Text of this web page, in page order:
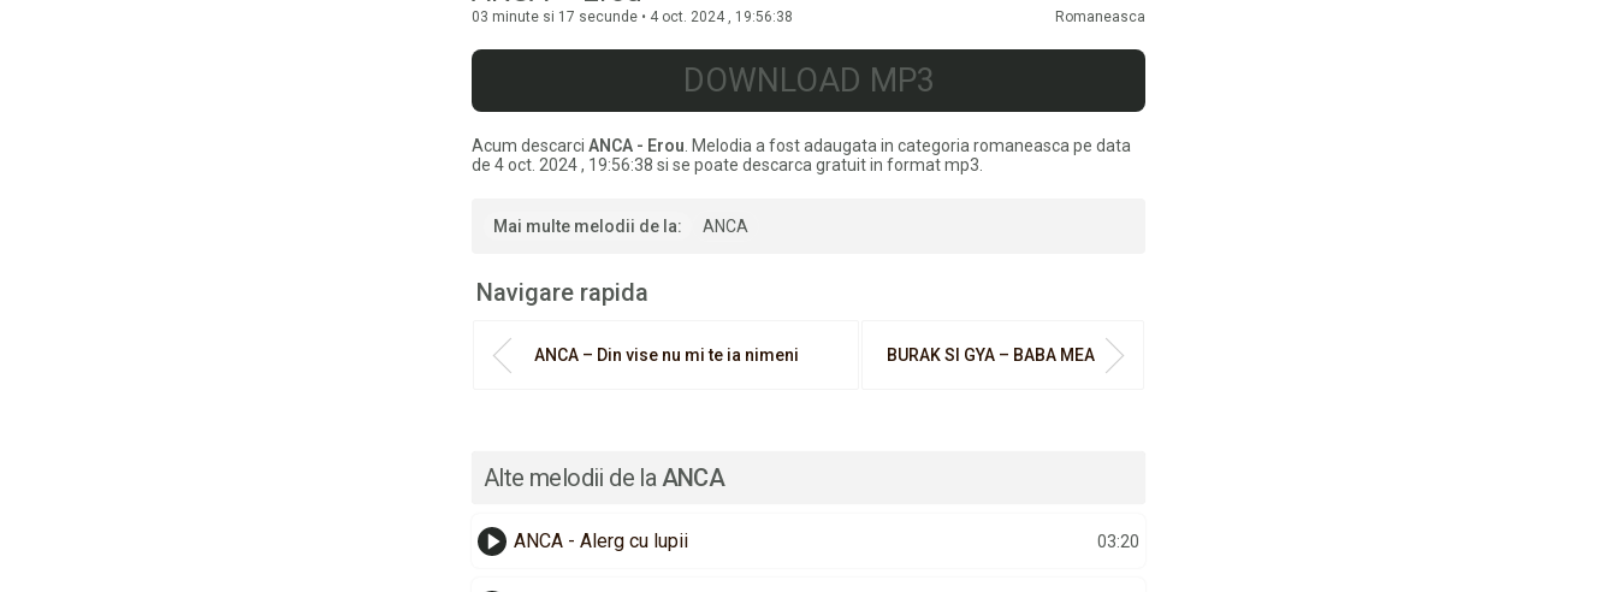
03 minute si 17 secunde • 4 oct. 2024 , 19:56:38 Romaneasca
DOWNLOAD MP3
Acum descarci ANCA - Erou . Melodia a fost adaugata in categoria romaneasca pe data
de 4 oct. 2024 , 19:56:38 si se poate descarca gratuit in format mp3.
Mai multe melodii de la: ANCA
Navigare rapida
ANCA – Din vise nu mi te ia nimeni BURAK SI GYA – BABA MEA
Alte melodii de laANCA
ANCA - Alerg cu lupii 03:20